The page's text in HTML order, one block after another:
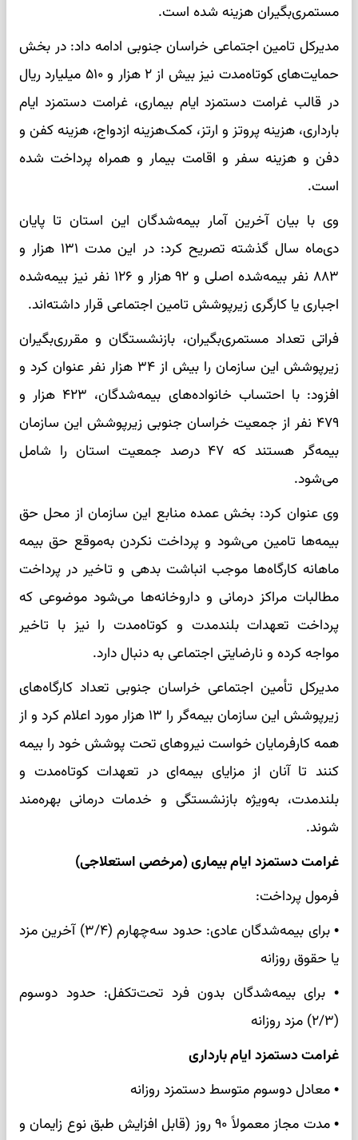
مستمری‌بگیران هزینه شده است.
مدیرکل تامین اجتماعی خراسان جنوبی ادامه داد: در بخش
حمایت‌های کوتاه‌مدت نیز بیش از ۲ هزار و ۵۱۰ میلیارد ریال
در قالب غرامت دستمزد ایام بیماری، غرامت دستمزد ایام
بارداری، هزینه پروتز و ارتز، کمک‌هزینه ازدواج، هزینه کفن و
دفن و هزینه سفر و اقامت بیمار و همراه پرداخت شده
است.
وی با بیان آخرین آمار بیمه‌شدگان این استان تا پایان
دی‌ماه سال گذشته تصریح کرد: در این مدت ۱۳۱ هزار و
۸۸۳ نفر بیمه‌شده اصلی و ۹۲ هزار و ۱۲۶ نفر نیز بیمه‌شده
اجباری یا کارگری زیرپوشش تامین اجتماعی قرار داشته‌اند.
فراتی تعداد مستمری‌بگیران، بازنشستگان و مقرری‌بگیران
زیرپوشش این سازمان را بیش از ۳۴ هزار نفر عنوان کرد و
افزود: با احتساب خانواده‌های بیمه‌شدگان، ۴۲۳ هزار و
۴۷۹ نفر از جمعیت خراسان جنوبی زیرپوشش این سازمان
بیمه‌گر هستند که ۴۷ درصد جمعیت استان را شامل
می‌شود.
وی عنوان کرد: بخش عمده منابع این سازمان از محل حق
بیمه‌ها تامین می‌شود و پرداخت نکردن به‌موقع حق بیمه
ماهانه کارگاه‌ها موجب انباشت بدهی و تاخیر در پرداخت
مطالبات مراکز درمانی و داروخانه‌ها می‌شود موضوعی که
پرداخت تعهدات بلندمدت و کوتاه‌مدت را نیز با تاخیر
مواجه کرده و نارضایتی اجتماعی به دنبال دارد.
مدیرکل تأمین اجتماعی خراسان جنوبی تعداد کارگاه‌های
زیرپوشش این سازمان بیمه‌گر را ۱۳ هزار مورد اعلام کرد و از
همه کارفرمایان خواست نیروهای تحت پوشش خود را بیمه
کنند تا آنان از مزایای بیمه‌ای در تعهدات کوتاه‌مدت و
بلندمدت، به‌ویژه بازنشستگی و خدمات درمانی بهره‌مند
شوند.
غرامت دستمزد ایام بیماری (مرخصی استعلاجی)
فرمول پرداخت:
• برای بیمه‌شدگان عادی: حدود سه‌چهارم (۳/۴) آخرین مزد
یا حقوق روزانه
• برای بیمه‌شدگان بدون فرد تحت‌تکفل: حدود دو‌سوم
(۲/۳) مزد روزانه
غرامت دستمزد ایام بارداری
• معادل دو‌سوم متوسط دستمزد روزانه
• مدت مجاز معمولاً ۹۰ روز (قابل افزایش طبق نوع زایمان و